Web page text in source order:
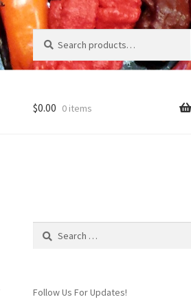
Search
for:
Search
$0.00 0 items
Search
Follow Us For Updates!